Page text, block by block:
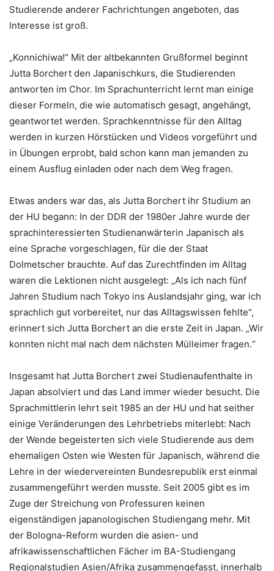
Studierende anderer Fachrichtungen angeboten, das
Interesse ist groß.
„Konnichiwa!“ Mit der altbekannten Grußformel beginnt
Jutta Borchert den Japanischkurs, die Studierenden
antworten im Chor. Im Sprachunterricht lernt man einige
dieser Formeln, die wie automatisch gesagt, angehängt,
geantwortet werden. Sprachkenntnisse für den Alltag
werden in kurzen Hörstücken und Videos vorgeführt und
in Übungen erprobt, bald schon kann man jemanden zu
einem Ausflug einladen oder nach dem Weg fragen.
Etwas anders war das, als Jutta Borchert ihr Studium an
der HU begann: In der DDR der 1980er Jahre wurde der
sprachinteressierten Studienanwärterin Japanisch als
eine Sprache vorgeschlagen, für die der Staat
Dolmetscher brauchte. Auf das Zurechtfinden im Alltag
waren die Lektionen nicht ausgelegt: „Als ich nach fünf
Jahren Studium nach Tokyo ins Auslandsjahr ging, war ich
sprachlich gut vorbereitet, nur das Alltagswissen fehlte“,
erinnert sich Jutta Borchert an die erste Zeit in Japan. „Wir
konnten nicht mal nach dem nächsten Mülleimer fragen.“
Insgesamt hat Jutta Borchert zwei Studienaufenthalte in
Japan absolviert und das Land immer wieder besucht. Die
Sprachmittlerin lehrt seit 1985 an der HU und hat seither
einige Veränderungen des Lehrbetriebs miterlebt: Nach
der Wende begeisterten sich viele Studierende aus dem
ehemaligen Osten wie Westen für Japanisch, während die
Lehre in der wiedervereinten Bundesrepublik erst einmal
zusammengeführt werden musste. Seit 2005 gibt es im
Zuge der Streichung von Professuren keinen
eigenständigen japanologischen Studiengang mehr. Mit
der Bologna-Reform wurden die asien- und
afrikawissenschaftlichen Fächer im BA-Studiengang
Regionalstudien Asien/Afrika zusammengefasst, innerhalb